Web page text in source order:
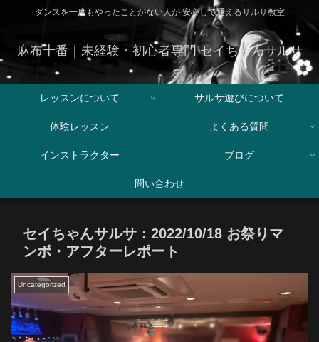
ダンスを一度もやったことがない人が 安心して通えるサルサ教室
麻布十番｜未経験・初心者専門 セイちゃんサルサ
レッスンについて サルサ遊びについて
体験レッスン よくある質問
インストラクター ブログ
問い合わせ
セイちゃんサルサ：2022/10/18 お祭りマ
ンボ・アフターレポート
Uncategorized